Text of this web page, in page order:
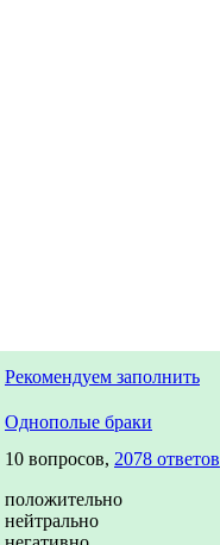
Рекомендуем заполнить
Однополые браки
10 вопросов, 2078 ответов
положительно
нейтрально